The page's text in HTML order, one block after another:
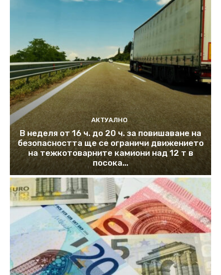
АКТУАЛНО
В неделя от 16 ч. до 20 ч. за повишаване на
безопасността ще се ограничи движението
на тежкотоварните камиони над 12 т в
посока...